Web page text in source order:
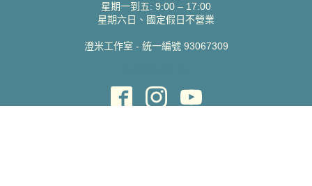
星期一到五: 9:00 – 17:00
星期六日、國定假日不營業
澄米工作室 - 統一編號 93067309